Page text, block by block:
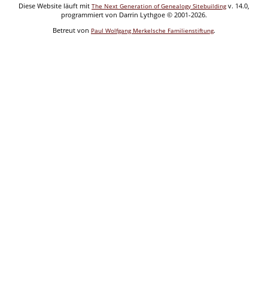
Diese Website läuft mit The Next Generation of Genealogy Sitebuildingv. 14.0,
programmiert von Darrin Lythgoe © 2001-2026.
Betreut von Paul Wolfgang Merkelsche Familienstiftung.